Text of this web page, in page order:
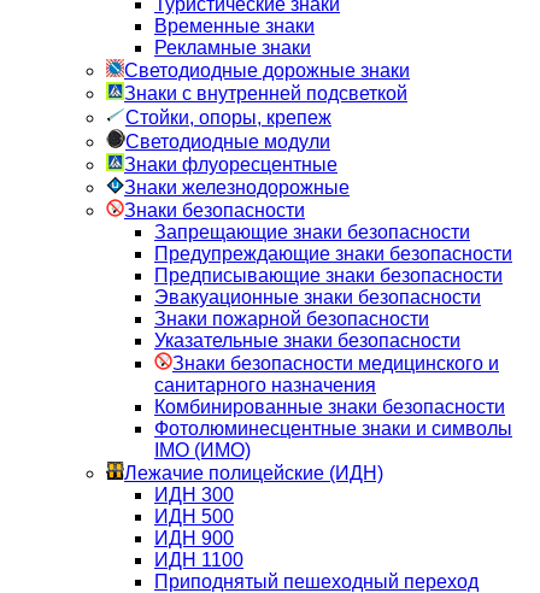
Туристические знаки
Временные знаки
Рекламные знаки
Светодиодные дорожные знаки
Знаки с внутренней подсветкой
Стойки, опоры, крепеж
Светодиодные модули
Знаки флуоресцентные
Знаки железнодорожные
Знаки безопасности
Запрещающие знаки безопасности
Предупреждающие знаки безопасности
Предписывающие знаки безопасности
Эвакуационные знаки безопасности
Знаки пожарной безопасности
Указательные знаки безопасности
Знаки безопасности медицинского и
санитарного назначения
Комбинированные знаки безопасности
Фотолюминесцентные знаки и символы
IMO (ИМО)
Лежачие полицейские (ИДН)
ИДН 300
ИДН 500
ИДН 900
ИДН 1100
Приподнятый пешеходный переход